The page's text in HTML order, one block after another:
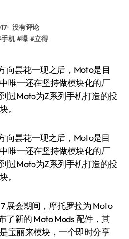
没有评论
手机 #曝 #立得
唯一还在坚持做模块化的厂
过Moto为Z系列手机打造的投
。
向昙花一现之后，Moto是目
唯一还在坚持做模块化的厂
过Moto为Z系列手机打造的投
。
展会期间，摩托罗拉为 Moto
了新的 Moto Mods 配件，其
宝丽来模块，一个即时分享